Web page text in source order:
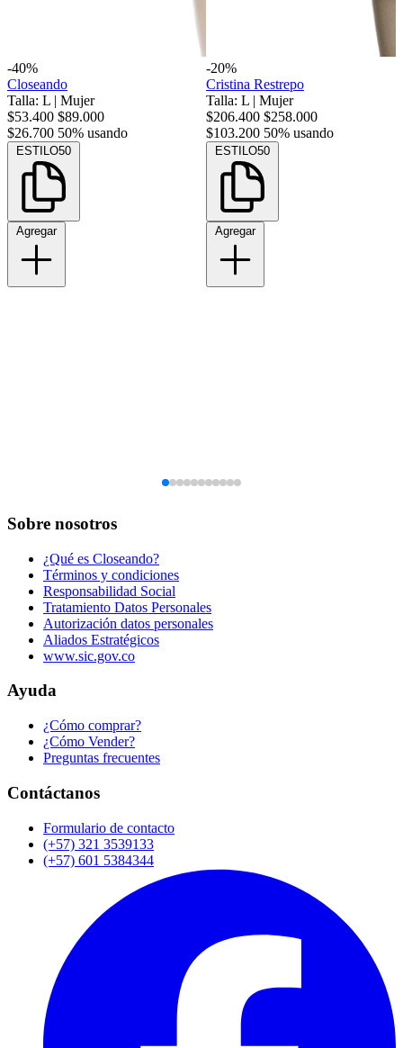
-40%
Closeando
Talla: L | Mujer
$53.400 $89.000
$26.700 50% usando
ESTILO50
Agregar
-20%
Cristina Restrepo
Talla: L | Mujer
$206.400 $258.000
$103.200 50% usando
ESTILO50
Agregar
Sobre nosotros
¿Qué es Closeando?
Términos y condiciones
Responsabilidad Social
Tratamiento Datos Personales
Autorización datos personales
Aliados Estratégicos
www.sic.gov.co
Ayuda
¿Cómo comprar?
¿Cómo Vender?
Preguntas frecuentes
Contáctanos
Formulario de contacto
(+57) 321 3539133
(+57) 601 5384344